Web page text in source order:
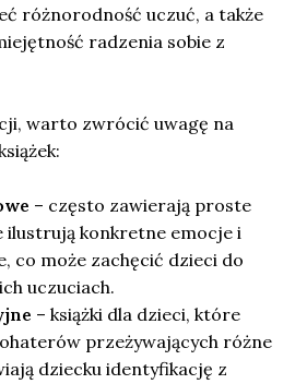
różnorodność uczuć, a także
radzenia sobie z
warto zwrócić uwagę na
– często zawierają proste
ilustrują konkretne emocje i
co może zachęcić dzieci do
uczuciach.
– książki dla dzieci, które
przeżywających różne
dziecku identyfikację z